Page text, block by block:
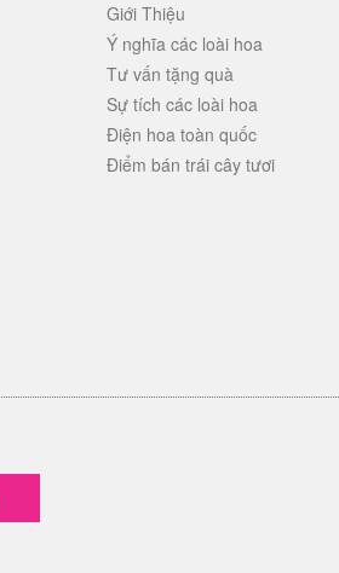
Giới Thiệu
Ý nghĩa các loài hoa
Tư vấn tặng quà
Sự tích các loài hoa
Điện hoa toàn quốc
Điểm bán trái cây tươi